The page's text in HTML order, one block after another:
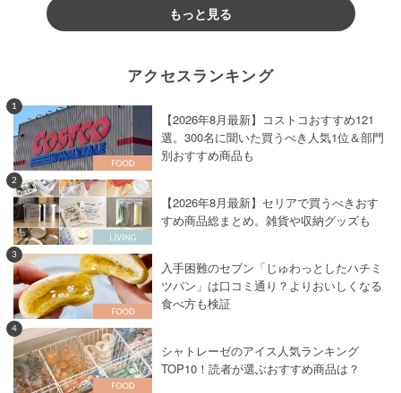
もっと見る
アクセスランキング
1
【2026年8月最新】コストコおすすめ121
選。300名に聞いた買うべき人気1位＆部門
別おすすめ商品も
2
【2026年8月最新】セリアで買うべきおす
すめ商品総まとめ。雑貨や収納グッズも
3
入手困難のセブン「じゅわっとしたハチミ
ツパン」は口コミ通り？よりおいしくなる
食べ方も検証
4
シャトレーゼのアイス人気ランキング
TOP10！読者が選ぶおすすめ商品は？